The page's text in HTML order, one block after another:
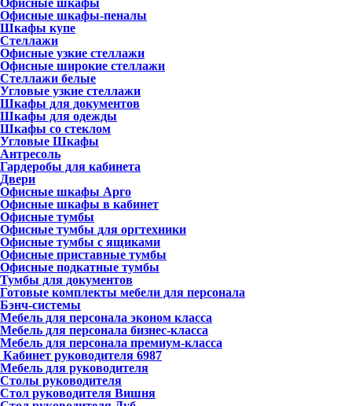
Офисные шкафы
Офисные шкафы-пеналы
Шкафы купе
Стеллажи
Офисные узкие стеллажи
Офисные широкие стеллажи
Стеллажи белые
Угловые узкие стеллажи
Шкафы для документов
Шкафы для одежды
Шкафы со стеклом
Угловые Шкафы
Антресоль
Гардеробы для кабинета
Двери
Офисные шкафы Арго
Офисные шкафы в кабинет
Офисные тумбы
Офисные тумбы для оргтехники
Офисные тумбы с ящиками
Офисные приставные тумбы
Офисные подкатные тумбы
Тумбы для документов
Готовые комплекты мебели для персонала
Бэнч-системы
Мебель для персонала эконом класса
Мебель для персонала бизнес-класса
Мебель для персонала премиум-класса
Кабинет руководителя 6987
Мебель для руководителя
Столы руководителя
Стол руководителя Вишня